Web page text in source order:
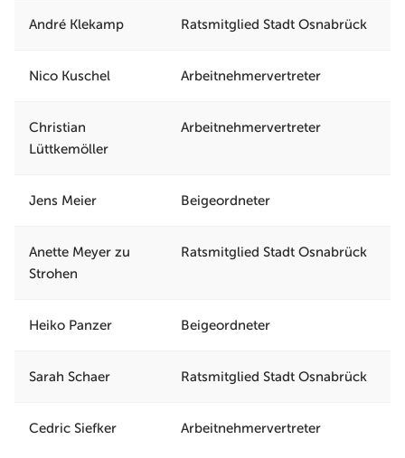
André Klekamp Ratsmitglied Stadt Osnabrück
Nico Kuschel Arbeitnehmervertreter
Christian
Lüttkemöller
Arbeitnehmervertreter
Jens Meier Beigeordneter
Anette Meyer zu
Strohen
Ratsmitglied Stadt Osnabrück
Heiko Panzer Beigeordneter
Sarah Schaer Ratsmitglied Stadt Osnabrück
Cedric Siefker Arbeitnehmervertreter